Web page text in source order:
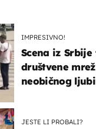
IMPRESIVNO!
Scena iz
društvene
neobičnog
JESTE LI PROBALI?